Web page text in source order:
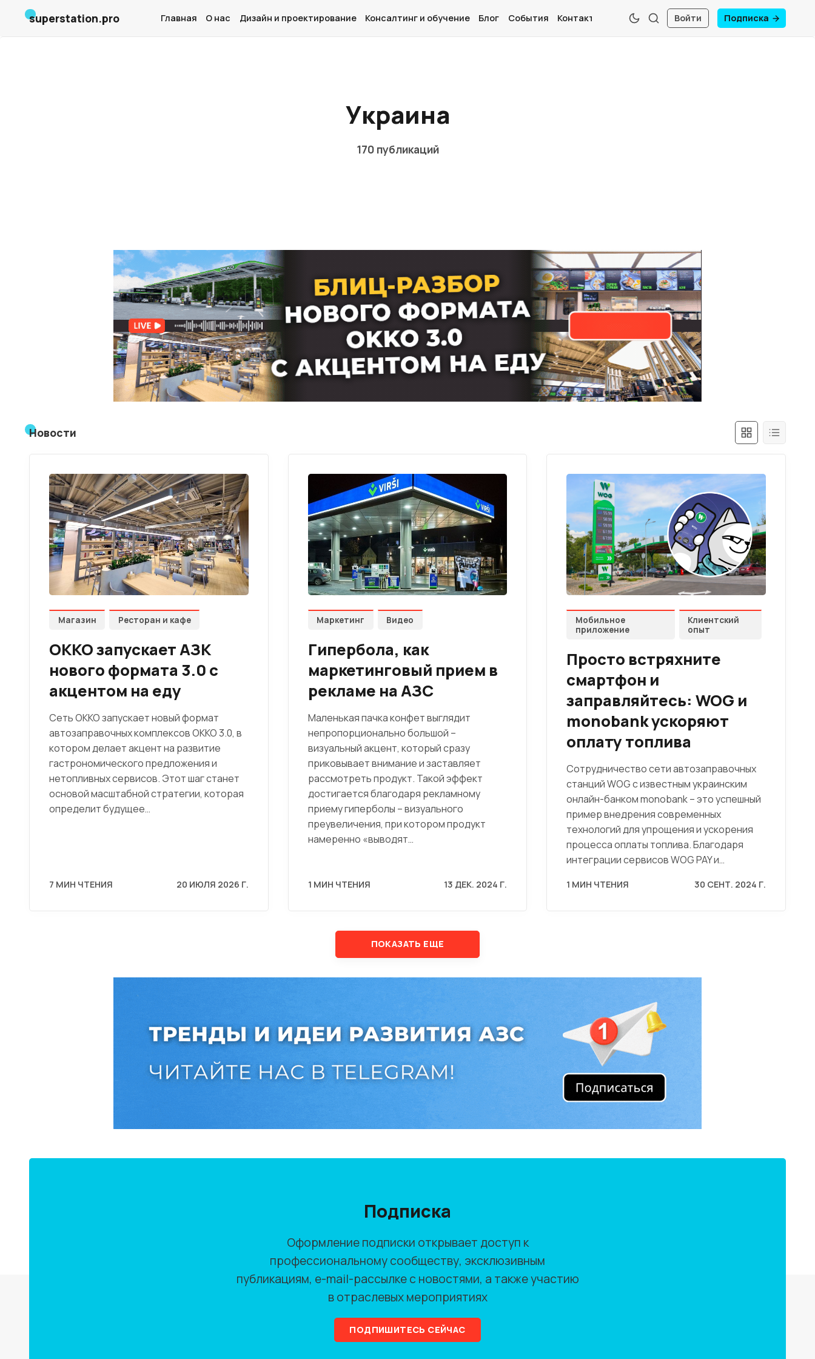
О нас
Контакты
Лучшие АЗС мира
Мнения
Условия использования материалов
Политика конфиденциальности и cookie
superstation.pro Главная О нас Дизайн и проектирование Консалтинг и обучение Блог События Контакты Войти Подписка
Украина
170 публикаций
Новости
Магазин Ресторан и кафе
OKKO запускает АЗК
нового формата 3.0 с
акцентом на еду
Сеть OKKO запускает новый формат
автозаправочных комплексов OKKO 3.0, в
котором делает акцент на развитие
гастрономического предложения и
нетопливных сервисов. Этот шаг станет
основой масштабной стратегии, которая
определит будущее…
7 МИН ЧТЕНИЯ 20 ИЮЛЯ 2026 Г.
Маркетинг Видео
Гипербола, как
маркетинговый прием в
рекламе на АЗС
Маленькая пачка конфет выглядит
непропорционально большой –
визуальный акцент, который сразу
приковывает внимание и заставляет
рассмотреть продукт. Такой эффект
достигается благодаря рекламному
приему гиперболы – визуального
преувеличения, при котором продукт
намеренно «выводят…
1 МИН ЧТЕНИЯ 13 ДЕК. 2024 Г.
Мобильное
приложение
Клиентский
опыт
Просто встряхните
смартфон и
заправляйтесь: WOG и
monobank ускоряют
оплату топлива
Сотрудничество сети автозаправочных
станций WOG с известным украинским
онлайн-банком monobank – это успешный
пример внедрения современных
технологий для упрощения и ускорения
процесса оплаты топлива. Благодаря
интеграции сервисов WOG PAY и…
1 МИН ЧТЕНИЯ 30 СЕНТ. 2024 Г.
ПОКАЗАТЬ ЕЩЕ
Подписка
Оформление подписки открывает доступ к
профессиональному сообществу, эксклюзивным
публикациям, e-mail-рассылке с новостями, а также участию
в отраслевых мероприятиях
ПОДПИШИТЕСЬ СЕЙЧАС